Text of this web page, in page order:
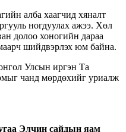
алба хаагчид хяналт
ногдуулах ажээ. Хөл
долоо хоногийн дараа
шийдвэрлэх юм байна.
Улсын иргэн Та
чанд мөрдөхийг уриалж
Элчин сайдын яам